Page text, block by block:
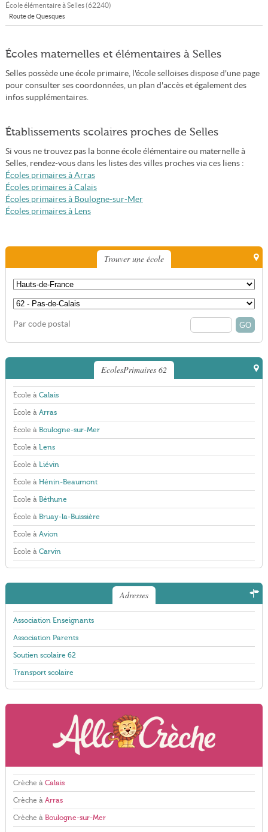
École élémentaire àSelles(62240)
Route de Quesques
Écoles maternelles et élémentaires à Selles
Selles possède une école primaire, l'école selloises dispose d'une page
pour consulter ses coordonnées, un plan d'accès et également des
infos supplémentaires.
Établissements scolaires proches de Selles
Si vous ne trouvez pas la bonne école élémentaire ou maternelle à
Selles, rendez-vous dans les listes des villes proches via ces liens :
Écoles primaires à Arras
Écoles primaires à Calais
Écoles primaires à Boulogne-sur-Mer
Écoles primaires à Lens
Trouver une école
Par code postal
EcolesPrimaires 62
École à Calais
École à Arras
École à Boulogne-sur-Mer
École à Lens
École à Liévin
École à Hénin-Beaumont
École à Béthune
École à Bruay-la-Buissière
École à Avion
École à Carvin
Adresses
Association Enseignants
Association Parents
Soutien scolaire 62
Transport scolaire
Crèche à Calais
Crèche à Arras
Crèche à Boulogne-sur-Mer